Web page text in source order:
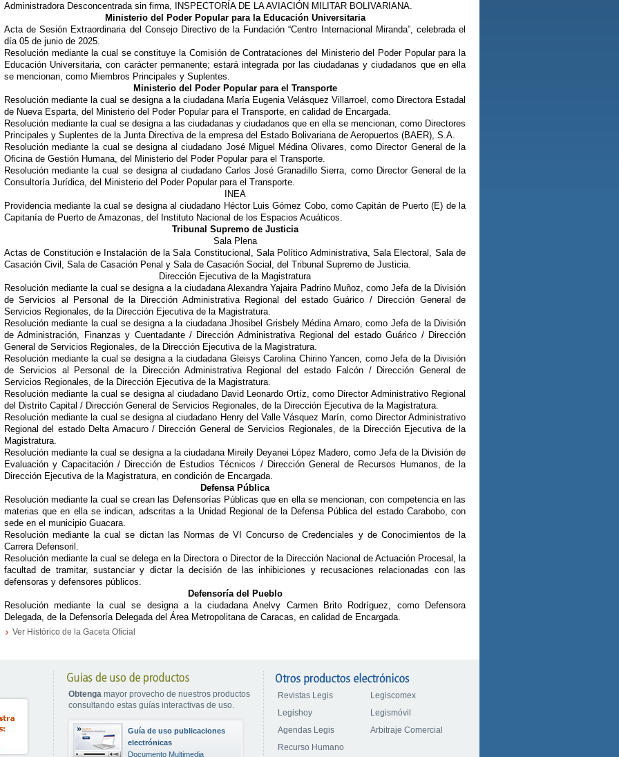
Administradora Desconcentrada sin firma, INSPECTORÍA DE LA AVIACIÓN MILITAR BOLIVARIANA.
Ministerio del Poder Popular para la Educación Universitaria
Acta de Sesión Extraordinaria del Consejo Directivo de la Fundación “Centro Internacional Miranda”, celebrada el
día 05 de junio de 2025.
Resolución mediante la cual se constituye la Comisión de Contrataciones del Ministerio del Poder Popular para la
Educación Universitaria, con carácter permanente; estará integrada por las ciudadanas y ciudadanos que en ella
se mencionan, como Miembros Principales y Suplentes.
Ministerio del Poder Popular para el Transporte
Resolución mediante la cual se designa a la ciudadana María Eugenia Velásquez Villarroel, como Directora Estadal
de Nueva Esparta, del Ministerio del Poder Popular para el Transporte, en calidad de Encargada.
Resolución mediante la cual se designa a las ciudadanas y ciudadanos que en ella se mencionan, como Directores
Principales y Suplentes de la Junta Directiva de la empresa del Estado Bolivariana de Aeropuertos (BAER), S.A.
Resolución mediante la cual se designa al ciudadano José Miguel Médina Olivares, como Director General de la
Oficina de Gestión Humana, del Ministerio del Poder Popular para el Transporte.
Resolución mediante la cual se designa al ciudadano Carlos José Granadillo Sierra, como Director General de la
Consultoría Jurídica, del Ministerio del Poder Popular para el Transporte.
INEA
Providencia mediante la cual se designa al ciudadano Héctor Luis Gómez Cobo, como Capitán de Puerto (E) de la
Capitanía de Puerto de Amazonas, del Instituto Nacional de los Espacios Acuáticos.
Tribunal Supremo de Justicia
Sala Plena
Actas de Constitución e Instalación de la Sala Constitucional, Sala Político Administrativa, Sala Electoral, Sala de
Casación Civil, Sala de Casación Penal y Sala de Casación Social, del Tribunal Supremo de Justicia.
Dirección Ejecutiva de la Magistratura
Resolución mediante la cual se designa a la ciudadana Alexandra Yajaira Padrino Muñoz, como Jefa de la División
de Servicios al Personal de la Dirección Administrativa Regional del estado Guárico / Dirección General de
Servicios Regionales, de la Dirección Ejecutiva de la Magistratura.
Resolución mediante la cual se designa a la ciudadana Jhosibel Grisbely Médina Amaro, como Jefa de la División
de Administración, Finanzas y Cuentadante / Dirección Administrativa Regional del estado Guárico / Dirección
General de Servicios Regionales, de la Dirección Ejecutiva de la Magistratura.
Resolución mediante la cual se designa a la ciudadana Gleisys Carolina Chirino Yancen, como Jefa de la División
de Servicios al Personal de la Dirección Administrativa Regional del estado Falcón / Dirección General de
Servicios Regionales, de la Dirección Ejecutiva de la Magistratura.
Resolución mediante la cual se designa al ciudadano David Leonardo Ortíz, como Director Administrativo Regional
del Distrito Capital / Dirección General de Servicios Regionales, de la Dirección Ejecutiva de la Magistratura.
Resolución mediante la cual se designa al ciudadano Henry del Valle Vásquez Marín, como Director Administrativo
Regional del estado Delta Amacuro / Dirección General de Servicios Regionales, de la Dirección Ejecutiva de la
Magistratura.
Resolución mediante la cual se designa a la ciudadana Mireily Deyanei López Madero, como Jefa de la División de
Evaluación y Capacitación / Dirección de Estudios Técnicos / Dirección General de Recursos Humanos, de la
Dirección Ejecutiva de la Magistratura, en condición de Encargada.
Defensa Pública
Resolución mediante la cual se crean las Defensorías Públicas que en ella se mencionan, con competencia en las
materias que en ella se indican, adscritas a la Unidad Regional de la Defensa Pública del estado Carabobo, con
sede en el municipio Guacara.
Resolución mediante la cual se dictan las Normas de VI Concurso de Credenciales y de Conocimientos de la
Carrera Defensoril.
Resolución mediante la cual se delega en la Directora o Director de la Dirección Nacional de Actuación Procesal, la
facultad de tramitar, sustanciar y dictar la decisión de las inhibiciones y recusaciones relacionadas con las
defensoras y defensores públicos.
Defensoría del Pueblo
Resolución mediante la cual se designa a la ciudadana Anelvy Carmen Brito Rodríguez, como Defensora
Delegada, de la Defensoría Delegada del Área Metropolitana de Caracas, en calidad de Encargada.
Ver Histórico de la Gaceta Oficial
Obtenga mayor provecho de nuestros productos
consultando estas guías interactivas de uso.
Guía de uso publicaciones
electrónicas
Documento Multimedia
Revistas Legis
Legiscomex
Legishoy
Legismóvil
Agendas Legis
Arbitraje Comercial
Recurso Humano